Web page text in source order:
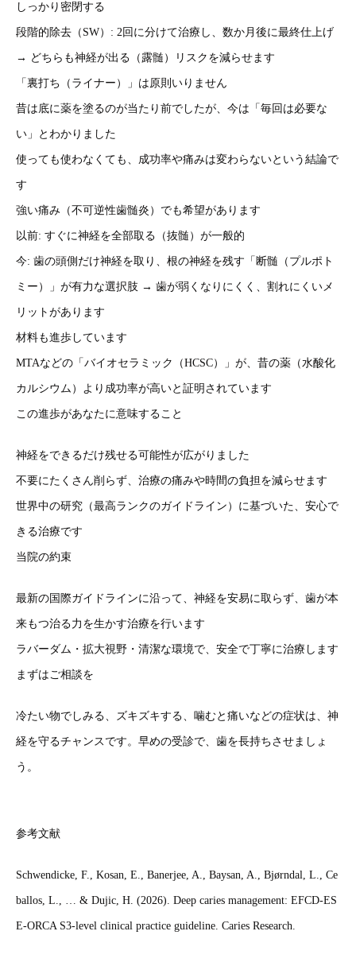
しっかり密閉する
段階的除去（SW）: 2回に分けて治療し、数か月後に最終仕上げ
→ どちらも神経が出る（露髄）リスクを減らせます
「裏打ち（ライナー）」は原則いりません
昔は底に薬を塗るのが当たり前でしたが、今は「毎回は必要な
い」とわかりました
使っても使わなくても、成功率や痛みは変わらないという結論で
す
強い痛み（不可逆性歯髄炎）でも希望があります
以前: すぐに神経を全部取る（抜髄）が一般的
今: 歯の頭側だけ神経を取り、根の神経を残す「断髄（プルポト
ミー）」が有力な選択肢 → 歯が弱くなりにくく、割れにくいメ
リットがあります
材料も進歩しています
MTAなどの「バイオセラミック（HCSC）」が、昔の薬（水酸化
カルシウム）より成功率が高いと証明されています
この進歩があなたに意味すること
神経をできるだけ残せる可能性が広がりました
不要にたくさん削らず、治療の痛みや時間の負担を減らせます
世界中の研究（最高ランクのガイドライン）に基づいた、安心で
きる治療です
当院の約束
最新の国際ガイドラインに沿って、神経を安易に取らず、歯が本
来もつ治る力を生かす治療を行います
ラバーダム・拡大視野・清潔な環境で、安全で丁寧に治療します
まずはご相談を
冷たい物でしみる、ズキズキする、噛むと痛いなどの症状は、神
経を守るチャンスです。早めの受診で、歯を長持ちさせましょ
う。
参考文献
Schwendicke, F., Kosan, E., Banerjee, A., Baysan, A., Bjørndal, L., Ce
ballos, L., … & Dujic, H. (2026). Deep caries management: EFCD-ES
E-ORCA S3-level clinical practice guideline. Caries Research.